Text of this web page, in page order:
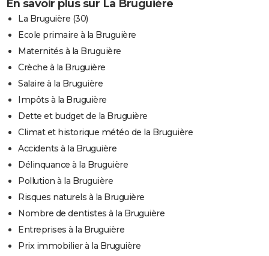
En savoir plus sur La Bruguière
La Bruguière (30)
Ecole primaire à la Bruguière
Maternités à la Bruguière
Crèche à la Bruguière
Salaire à la Bruguière
Impôts à la Bruguière
Dette et budget de la Bruguière
Climat et historique météo de la Bruguière
Accidents à la Bruguière
Délinquance à la Bruguière
Pollution à la Bruguière
Risques naturels à la Bruguière
Nombre de dentistes à la Bruguière
Entreprises à la Bruguière
Prix immobilier à la Bruguière